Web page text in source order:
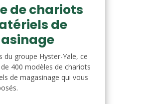
de chariots
de
du groupe Hyster-Yale, ce
400 modèles de chariots
de magasinage qui vous